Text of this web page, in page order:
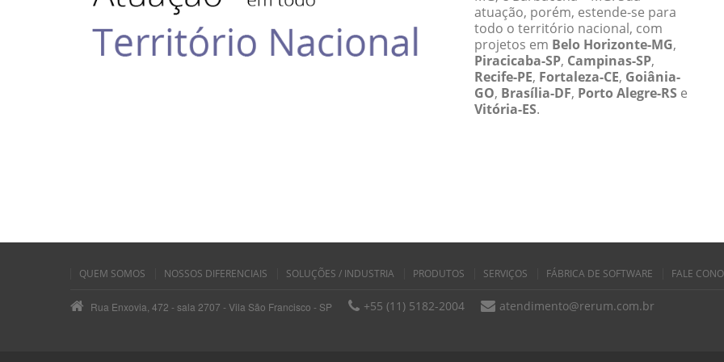
atuação, porém, estende-se para
todo o território nacional, com
projetos em Belo Horizonte-MG,
Piracicaba-SP, Campinas-SP,
Recife-PE, Fortaleza-CE, Goiânia-
GO, Brasília-DF, Porto Alegre-RS e
Vitória-ES.
QUEM SOMOS NOSSOS DIFERENCIAIS SOLUÇÕES / INDUSTRIA PRODUTOS SERVIÇOS FÁBRICA DE SOFTWARE FALE
Rua Enxovia, 472 - sala 2707 - Vila São Francisco - SP +55 (11) 5182-2004 atendimento@rerum.com.br